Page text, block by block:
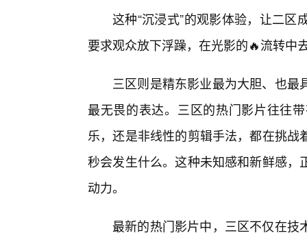
这种“沉浸式”的观影体验，让二
要求观众放下浮躁，在光影的🔥流转中
三区则是精东影业最为大胆、也
最无畏的表达。三区的热门影片往往
乐，还是非线性的剪辑手法，都在挑
秒会发生什么。这种未知感和新鲜感
动力。
最新的热门影片中，三区不仅在技